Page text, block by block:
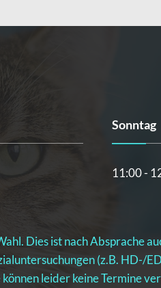
Sonntag
11:00 -
Dies ist nach Absprache
(z.B. HD-/
leider keine Termine